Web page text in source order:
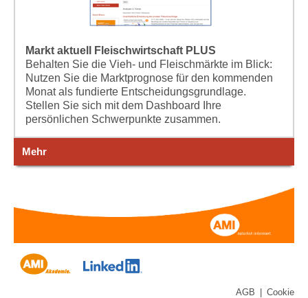
Markt aktuell Fleischwirtschaft PLUS
Behalten Sie die Vieh- und Fleischmärkte im Blick:
Nutzen Sie die Marktprognose für den kommenden
Monat als fundierte Entscheidungsgrundlage.
Stellen Sie sich mit dem Dashboard Ihre
persönlichen Schwerpunkte zusammen.
Mehr
AGB | Cookie